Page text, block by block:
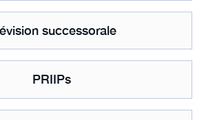
successorale
PRIIPs